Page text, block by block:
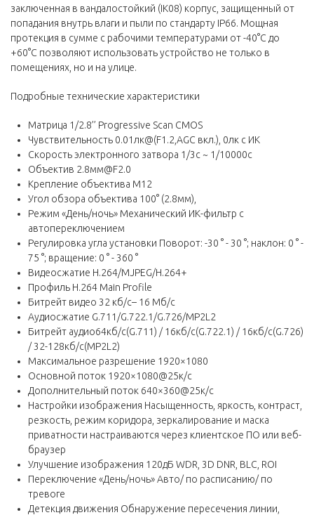
заключенная в вандалостойкий (IK08) корпус, защищенный от
попадания внутрь влаги и пыли по стандарту IP66. Мощная
протекция в сумме с рабочими температурами от -40°С до
+60°C позволяют использовать устройство не только в
помещениях, но и на улице.
Подробные технические характеристики
Матрица 1/2.8’’ Progressive Scan CMOS
Чувствительность 0.01лк@(F1.2,AGC вкл.), 0лк с ИК
Скорость электронного затвора 1/3с ~ 1/10000с
Объектив 2.8мм@F2.0
Крепление объектива М12
Угол обзора объектива 100° (2.8мм),
Режим «День/ночь» Механический ИК-фильтр с
автопереключением
Регулировка угла установки Поворот: -30 ° - 30 °; наклон: 0 ° -
75 °; вращение: 0 ° - 360 °
Видеосжатие H.264/MJPEG/H.264+
Профиль H.264 Main Profile
Битрейт видео 32 кб/с– 16 Мб/с
Аудиосжатие G.711/G.722.1/G.726/MP2L2
Битрейт аудио64кб/с(G.711) / 16кб/с(G.722.1) / 16кб/с(G.726)
/ 32-128кб/с(MP2L2)
Максимальное разрешение 1920×1080
Основной поток 1920×1080@25к/с
Дополнительный поток 640×360@25к/с
Настройки изображения Насыщенность, яркость, контраст,
резкость, режим коридора, зеркалирование и маска
приватности настраиваются через клиентское ПО или веб-
браузер
Улучшение изображения 120дБ WDR, 3D DNR, BLC, ROI
Переключение «День/ночь» Авто/ по расписанию/ по
тревоге
Детекция движения Обнаружение пересечения линии,